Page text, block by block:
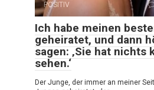
POSITIV
Ich habe meinen
geheiratet, und dann
sagen: ‚Sie hat nichts
sehen.‘
Der Junge, der immer an meiner